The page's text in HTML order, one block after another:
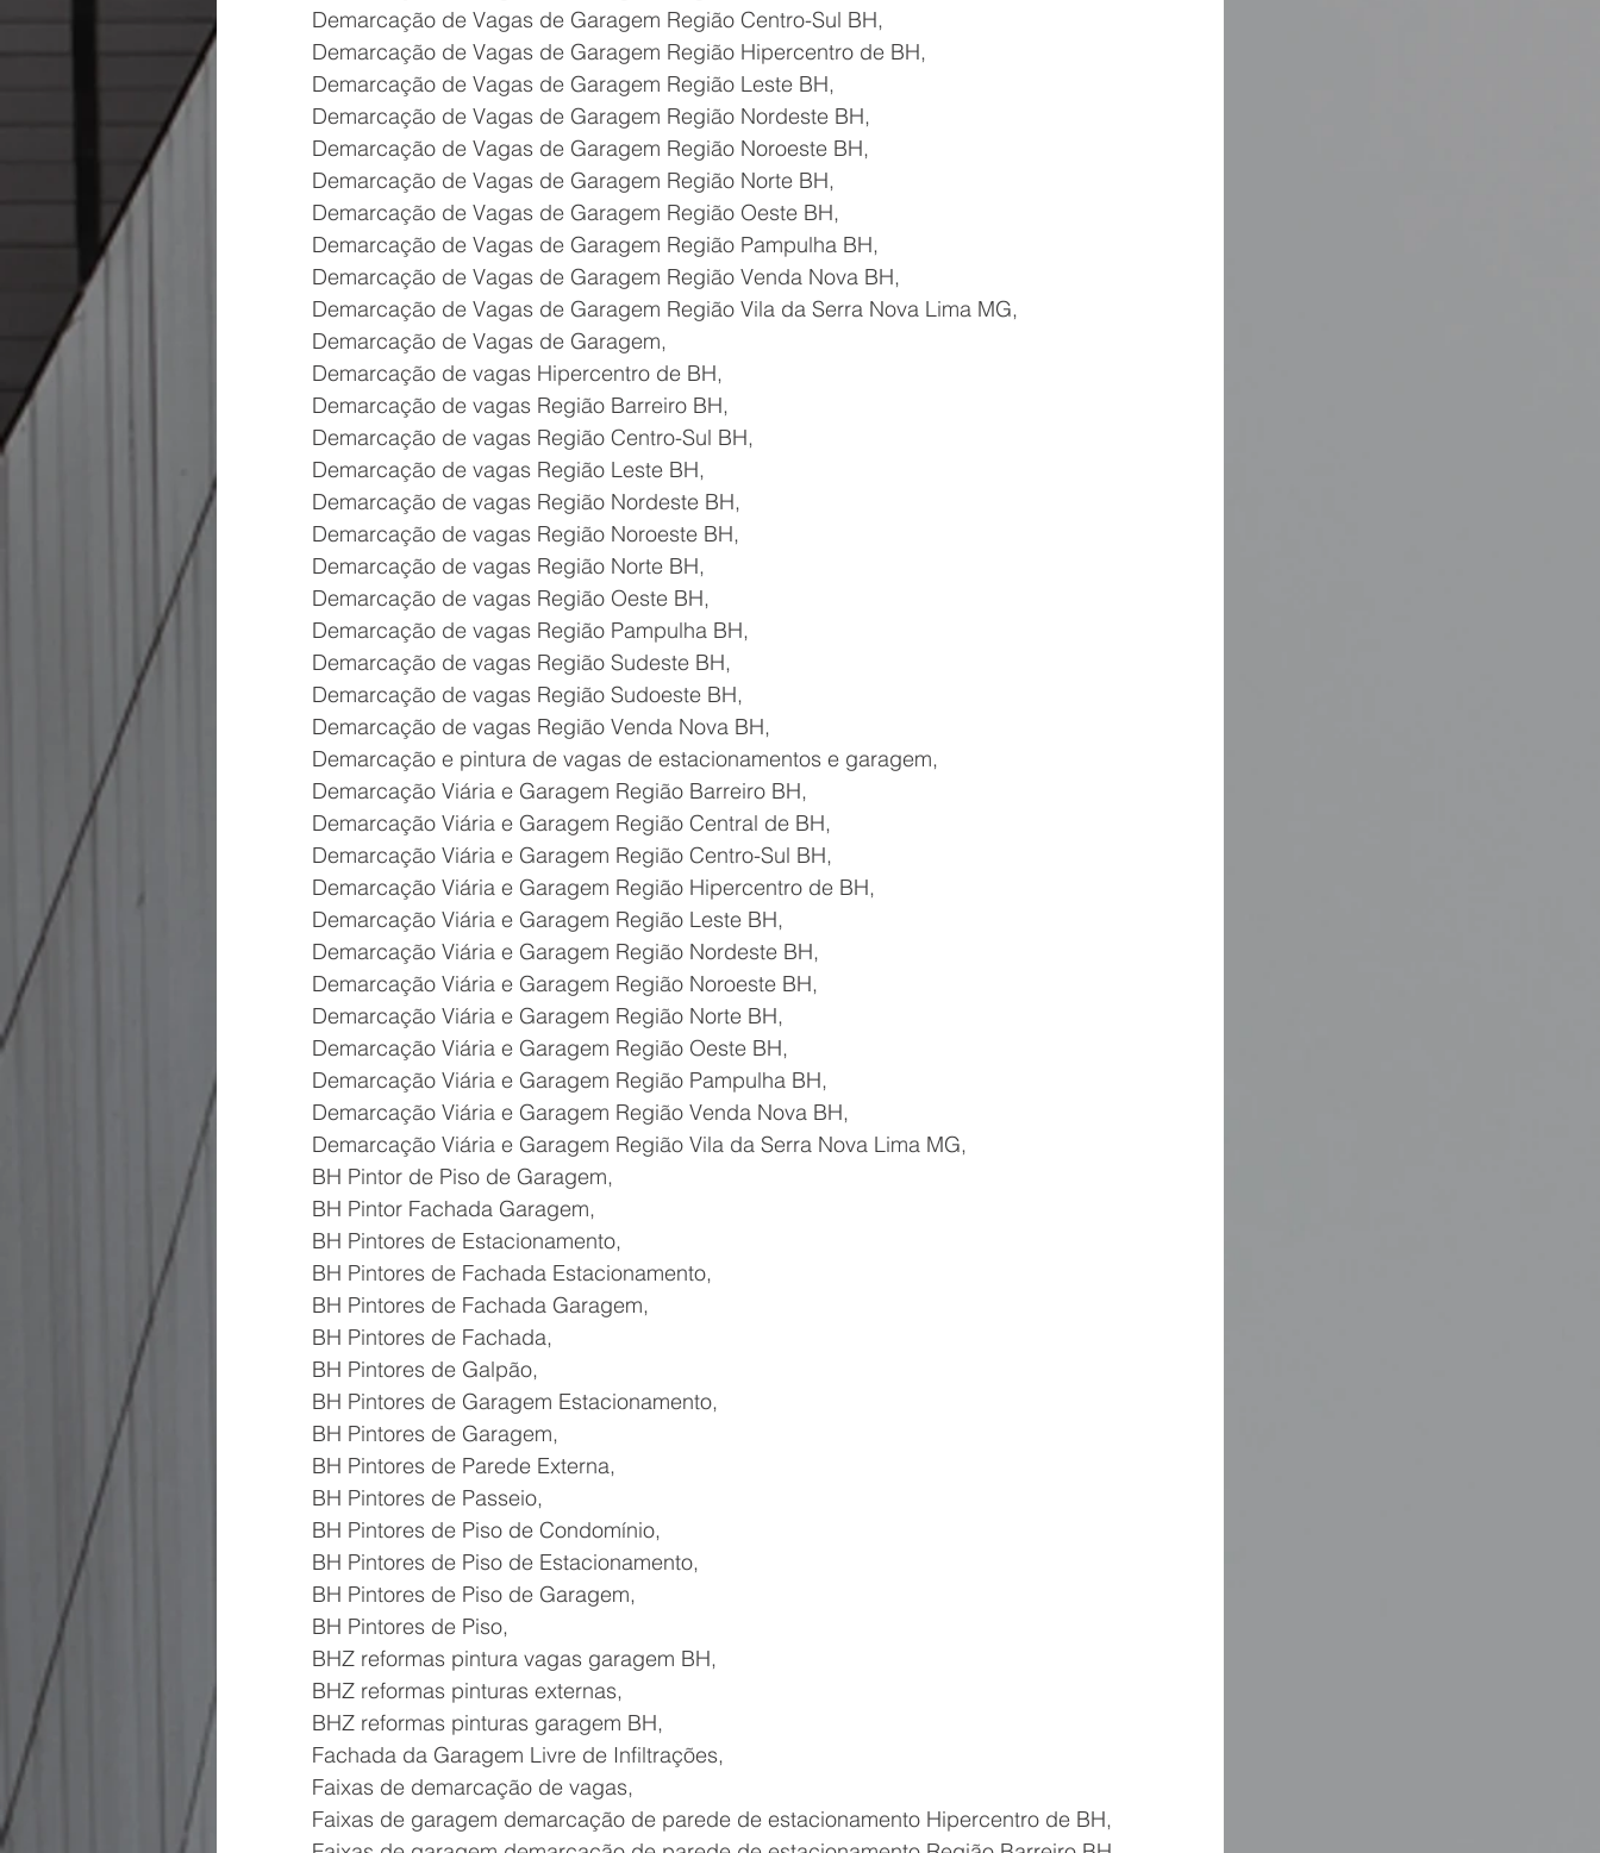
Demarcação de Vagas de Garagem Região Centro-Sul BH,
Demarcação de Vagas de Garagem Região Hipercentro de BH,
Demarcação de Vagas de Garagem Região Leste BH,
Demarcação de Vagas de Garagem Região Nordeste BH,
Demarcação de Vagas de Garagem Região Noroeste BH,
Demarcação de Vagas de Garagem Região Norte BH,
Demarcação de Vagas de Garagem Região Oeste BH,
Demarcação de Vagas de Garagem Região Pampulha BH,
Demarcação de Vagas de Garagem Região Venda Nova BH,
Demarcação de Vagas de Garagem Região Vila da Serra Nova Lima MG,
Demarcação de Vagas de Garagem,
Demarcação de vagas Hipercentro de BH,
Demarcação de vagas Região Barreiro BH,
Demarcação de vagas Região Centro-Sul BH,
Demarcação de vagas Região Leste BH,
Demarcação de vagas Região Nordeste BH,
Demarcação de vagas Região Noroeste BH,
Demarcação de vagas Região Norte BH,
Demarcação de vagas Região Oeste BH,
Demarcação de vagas Região Pampulha BH,
Demarcação de vagas Região Sudeste BH,
Demarcação de vagas Região Sudoeste BH,
Demarcação de vagas Região Venda Nova BH,
Demarcação e pintura de vagas de estacionamentos e garagem,
Demarcação Viária e Garagem Região Barreiro BH,
Demarcação Viária e Garagem Região Central de BH,
Demarcação Viária e Garagem Região Centro-Sul BH,
Demarcação Viária e Garagem Região Hipercentro de BH,
Demarcação Viária e Garagem Região Leste BH,
Demarcação Viária e Garagem Região Nordeste BH,
Demarcação Viária e Garagem Região Noroeste BH,
Demarcação Viária e Garagem Região Norte BH,
Demarcação Viária e Garagem Região Oeste BH,
Demarcação Viária e Garagem Região Pampulha BH,
Demarcação Viária e Garagem Região Venda Nova BH,
Demarcação Viária e Garagem Região Vila da Serra Nova Lima MG,
BH Pintor de Piso de Garagem,
BH Pintor Fachada Garagem,
BH Pintores de Estacionamento,
BH Pintores de Fachada Estacionamento,
BH Pintores de Fachada Garagem,
BH Pintores de Fachada,
BH Pintores de Galpão,
BH Pintores de Garagem Estacionamento,
BH Pintores de Garagem,
BH Pintores de Parede Externa,
BH Pintores de Passeio,
BH Pintores de Piso de Condomínio,
BH Pintores de Piso de Estacionamento,
BH Pintores de Piso de Garagem,
BH Pintores de Piso,
BHZ reformas pintura vagas garagem BH,
BHZ reformas pinturas externas,
BHZ reformas pinturas garagem BH,
Fachada da Garagem Livre de Infiltrações,
Faixas de demarcação de vagas,
Faixas de garagem demarcação de parede de estacionamento Hipercentro de BH,